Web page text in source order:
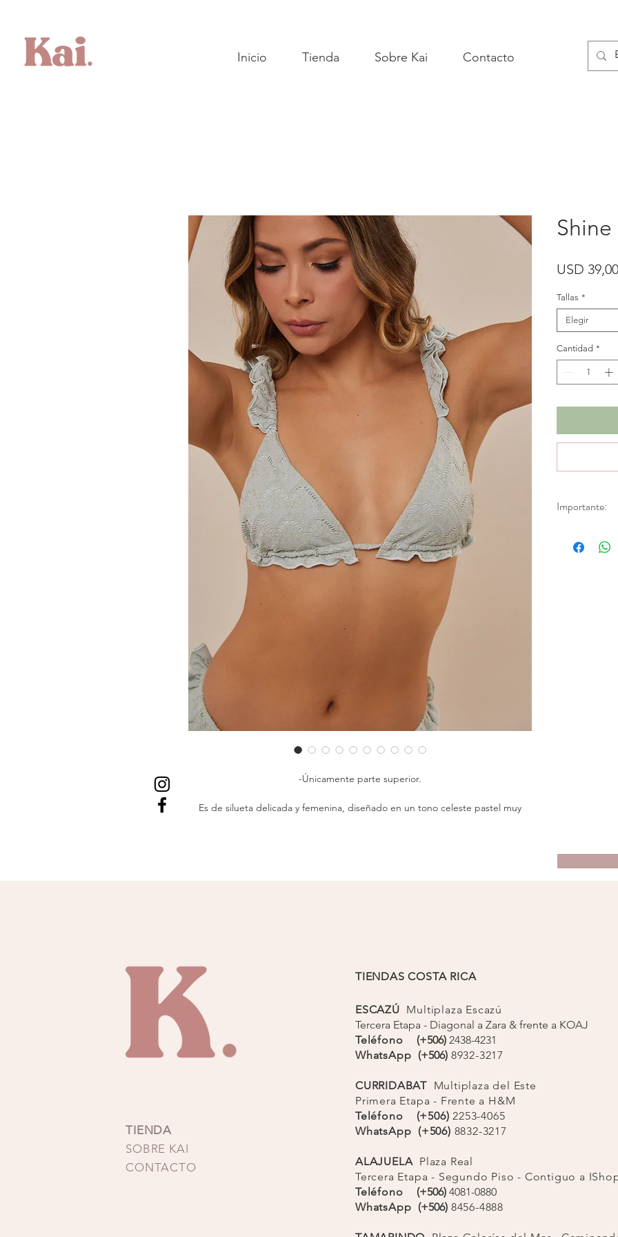
Inicio Tienda Sobre Kai Contacto
-Únicamente parte superior.
Es de silueta delicada y femenina, diseñado en un tono celeste pastel muy
Shine
USD 39,00
Tallas *
Elegir
Cantidad *
Importante:
Aplica
TIENDA
SOBRE KAI
CONTACTO
TIENDAS COSTA RICA
ESCAZÚ Multiplaza Escazú
Tercera Etapa - Diagonal a Zara & frente a KOAJ
Teléfono (+506)2438-4231
WhatsApp (+506) 8932-3217
CURRIDABAT Multiplaza del Este
Primera Etapa - Frente a H&M
Teléfono (+506)2253-4065
WhatsApp (+506) 8832-3217
ALAJUELA Plaza Real
Tercera Etapa - Segundo Piso - Contiguo a
Teléfono (+506)4081-0880
WhatsApp (+506) 8456-4888